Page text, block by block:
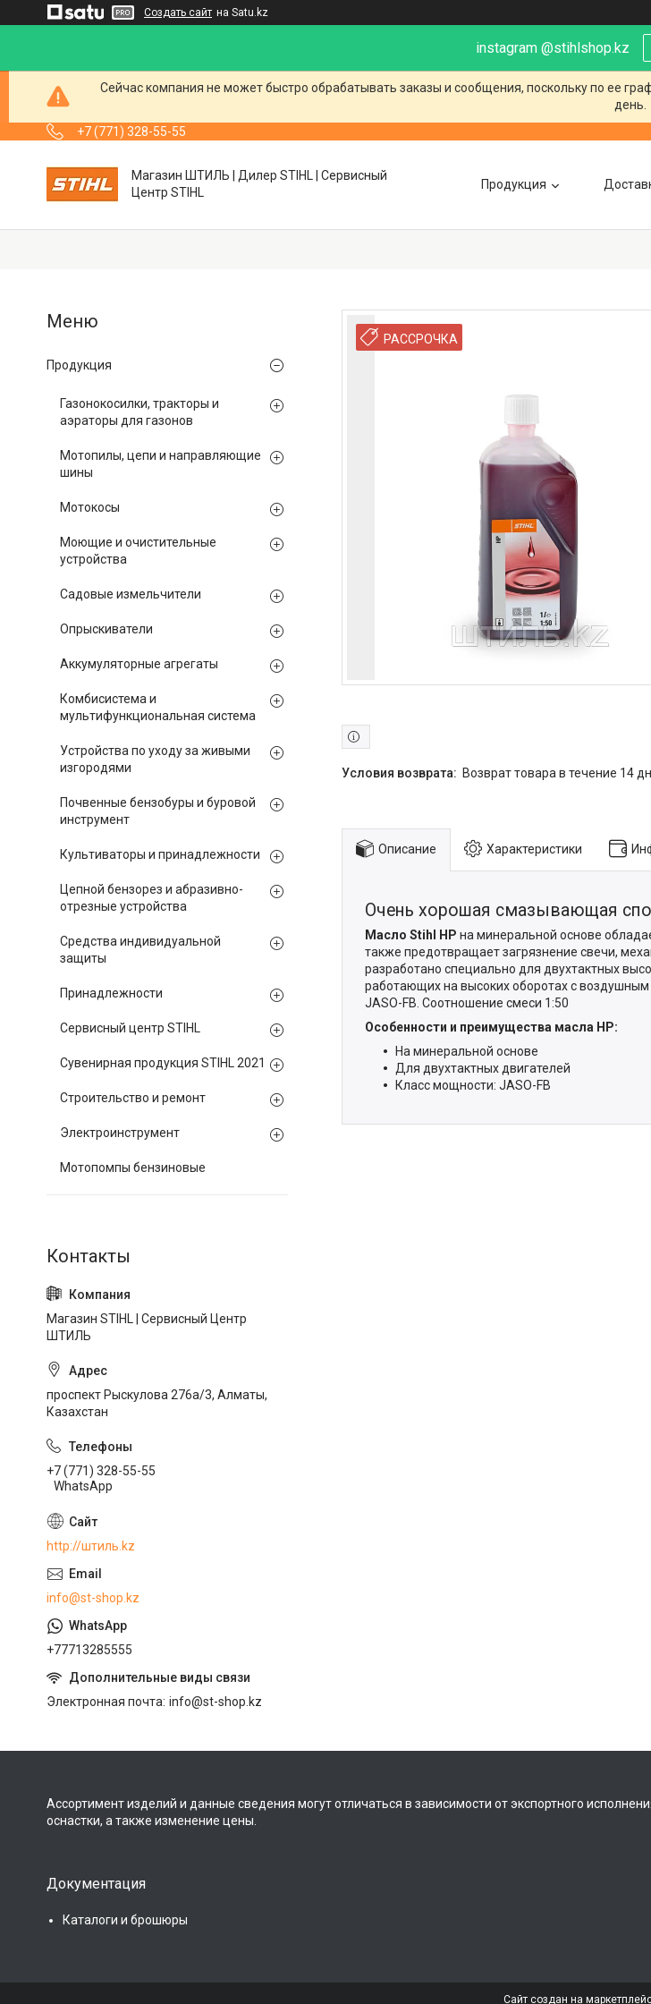
Создать сайт на Satu.kz
instagram @stihlshop.kz
Сейчас компания не может быстро обрабатывать заказы и сообщения, поскольку по ее
день.
+7 (771) 328-55-55
Магазин ШТИЛЬ | Дилер STIHL | Сервисный
Центр STIHL
Продукция
РАССРОЧКА
возврат товара в течение 14
Описание Характеристики
Очень хорошая смазывающая
Масло Stihl HP на минеральной основе
также предотвращает загрязнение свечи,
разработано специально для двухтактных
работающих на высоких оборотах с
JASO-FB. Соотношение смеси 1:50
Особенности и преимущества масла HP:
На минеральной основе
Для двухтактных двигателей
Класс мощности: JASO-FB
Продукция
Газонокосилки, тракторы и
аэраторы для газонов
Мотопилы, цепи и направляющие
шины
Мотокосы
Моющие и очистительные
устройства
Садовые измельчители
Опрыскиватели
Аккумуляторные агрегаты
Комбисистема и
мультифункциональная система
Устройства по уходу за живыми
изгородями
Почвенные бензобуры и буровой
инструмент
Культиваторы и принадлежности
Цепной бензорез и абразивно-
отрезные устройства
Средства индивидуальной
защиты
Принадлежности
Сервисный центр STIHL
Сувенирная продукция STIHL 2021
Строительство и ремонт
Электроинструмент
Мотопомпы бензиновые
Магазин STIHL | Сервисный Центр
ШТИЛЬ
проспект Рыскулова 276а/3, Алматы,
Казахстан
+7 (771) 328-55-55
WhatsApp
http://штиль.kz
info@st-shop.kz
+77713285555
Электронная почта info@st-shop.kz
Ассортимент изделий и данные сведения могут отличаться в зависимости от экспортного
оснастки, а также изменение цены.
Документация
Каталоги и брошюры
Сайт создан на